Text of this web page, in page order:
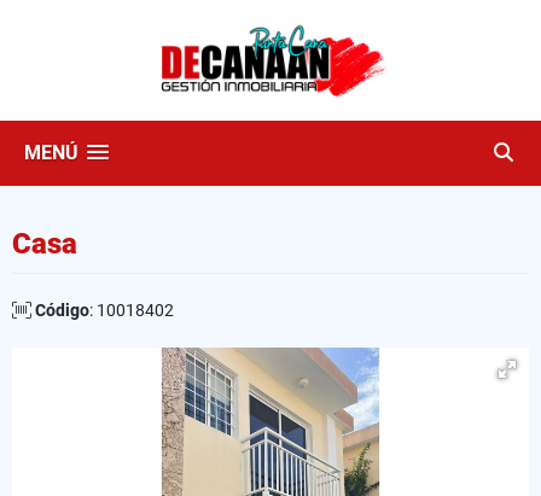
MENÚ
Casa
Código: 10018402